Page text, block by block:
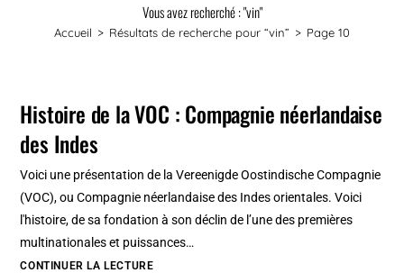
Vous avez recherché : "vin"
Accueil > Résultats de recherche pour “vin” > Page 10
Histoire de la VOC : Compagnie néerlandaise
des Indes
Voici une présentation de la Vereenigde Oostindische Compagnie
(VOC), ou Compagnie néerlandaise des Indes orientales. Voici
l'histoire, de sa fondation à son déclin de l’une des premières
multinationales et puissances…
CONTINUER LA LECTUREHistoire